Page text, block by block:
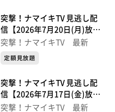
突撃！ナマイキTV 見逃し配
信【2026年7月20日(月)放送
分】
突撃！ナマイキTV 最新
定額見放題
突撃！ナマイキTV 見逃し配
信【2026年7月17日(金)放送
分】
突撃！ナマイキTV 最新